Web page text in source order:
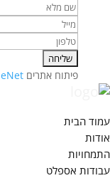
פיתוח אתרים
עמוד הבית
אודות
התמחויות
עבודות אספלט